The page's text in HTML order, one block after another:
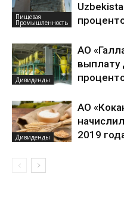
Пищевая
Промышленность
Дивиденды
АО
выплату
Дивиденды
АО
2019